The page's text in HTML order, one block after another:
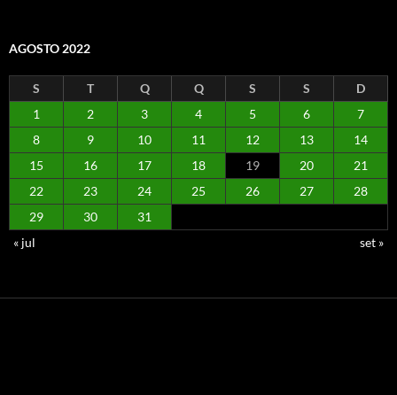
AGOSTO 2022
S T Q Q S S
D
1
2 3 4 5 6
7
8
9 10 11 12 13
14
15
16 17 18 19 20
21
22
23 24 25 26 27
28
29
30
31
« jul
set »